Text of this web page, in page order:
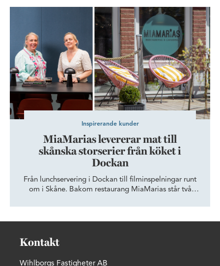
sak: framtidens framgångsrika organisationer är de
som lyckas stärka människors samarbete och
engagemang.
MiaMarias levererar mat till skånska storserier från köket i
Inspirerande kunder
MiaMarias levererar mat till
skånska storserier från köket i
Dockan
Från lunchservering i Dockan till filminspelningar runt
om i Skåne. Bakom restaurang MiaMarias står två
Kontakt
Wihlborgs Fastigheter AB